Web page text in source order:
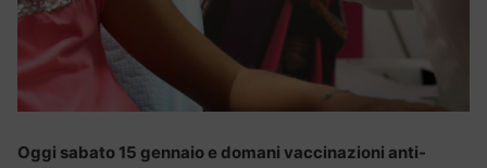
Oggi sabato 15 gennaio e domani vaccinazioni anti-